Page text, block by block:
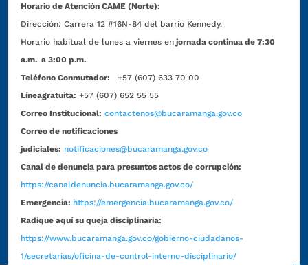
Horario de Atención CAME (Norte):
Dirección:Carrera 12 #16N-84 del barrio Kennedy.
Horario habitual de lunes a viernes en jornada continua de 7:30
a.m. a 3:00 p.m.
Teléfono Conmutador:
+57 (607) 633 70 00
Líneagratuita: +57 (607) 652 55 55
Correo Institucional: contactenos@bucaramanga.gov.co
Correo de notificaciones
judiciales: notificaciones@bucaramanga.gov.co
Canal de denuncia para presuntos actos de corrupción:
https://canaldenuncia.bucaramanga.gov.co/
Emergencia: https://emergencia.bucaramanga.gov.co/
Radique aquí su queja disciplinaria:
https://www.bucaramanga.gov.co/gobierno-ciudadanos-
1/secretarias/oficina-de-control-interno-disciplinario/